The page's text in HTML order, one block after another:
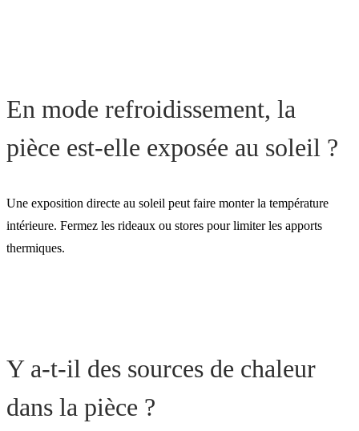
En mode refroidissement, la
pièce est-elle exposée au soleil ?
Une exposition directe au soleil peut faire monter la température
intérieure. Fermez les rideaux ou stores pour limiter les apports
thermiques.
Y a-t-il des sources de chaleur
dans la pièce ?